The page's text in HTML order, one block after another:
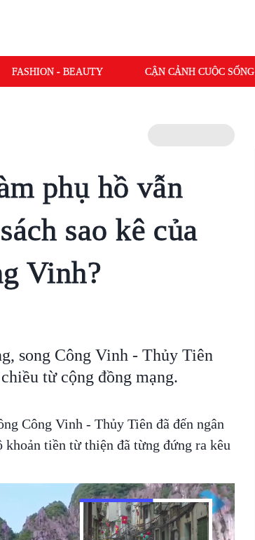
FASHION - BEAUTY CẬN CẢNH CUỘC SỐNG
phụ hồ vẫn
sao kê của
Vinh?
song Công Vinh - Thủy Tiên
từ cộng đồng mạng.
Công Vinh - Thủy Tiên đã đến ngân
khoản tiền từ thiện đã từng đứng ra kêu